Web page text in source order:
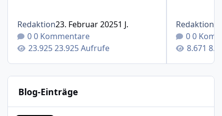
Redaktion23. Februar 20251 J.
0 Kommentare
23.925 Aufrufe
Redaktion
0
Blog-Einträge
Therapieverlauf und Spritzenintervalle mit